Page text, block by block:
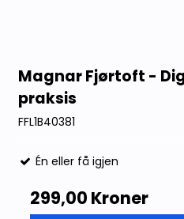
Magnar Fjørtoft -
praksis
FFL1B40381
Én eller få igjen
299,00 Kroner